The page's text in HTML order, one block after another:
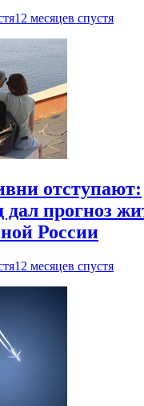
12 месяцев спустя
отступают:
прогноз
России
12 месяцев спустя